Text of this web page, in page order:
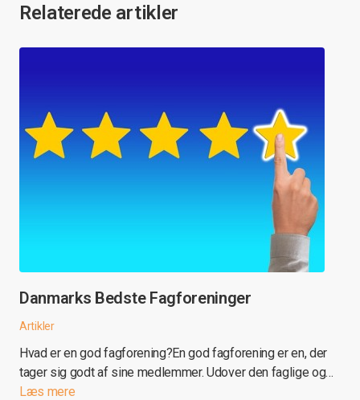
Relaterede artikler
Danmarks Bedste Fagforeninger
Artikler
Hvad er en god fagforening?En god fagforening er en, der
tager sig godt af sine medlemmer. Udover den faglige og…
Læs mere